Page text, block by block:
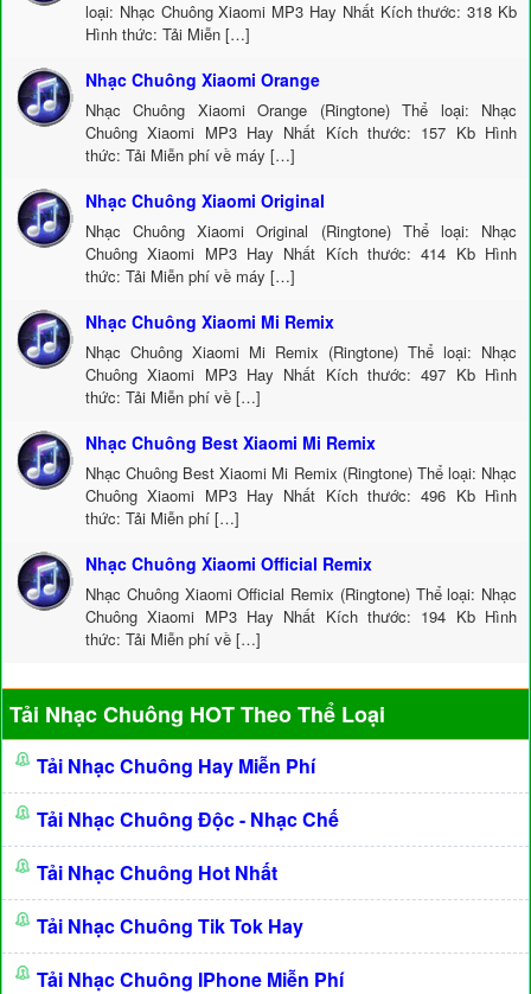
loại: Nhạc Chuông Xiaomi MP3 Hay Nhất Kích thước: 318 Kb
Hình thức: Tải Miễn […]
Nhạc Chuông Xiaomi Orange
Nhạc Chuông Xiaomi Orange (Ringtone) Thể loại: Nhạc
Chuông Xiaomi MP3 Hay Nhất Kích thước: 157 Kb Hình
thức: Tải Miễn phí về máy […]
Nhạc Chuông Xiaomi Original
Nhạc Chuông Xiaomi Original (Ringtone) Thể loại: Nhạc
Chuông Xiaomi MP3 Hay Nhất Kích thước: 414 Kb Hình
thức: Tải Miễn phí về máy […]
Nhạc Chuông Xiaomi Mi Remix
Nhạc Chuông Xiaomi Mi Remix (Ringtone) Thể loại: Nhạc
Chuông Xiaomi MP3 Hay Nhất Kích thước: 497 Kb Hình
thức: Tải Miễn phí về […]
Nhạc Chuông Best Xiaomi Mi Remix
Nhạc Chuông Best Xiaomi Mi Remix (Ringtone) Thể loại: Nhạc
Chuông Xiaomi MP3 Hay Nhất Kích thước: 496 Kb Hình
thức: Tải Miễn phí […]
Nhạc Chuông Xiaomi Official Remix
Nhạc Chuông Xiaomi Official Remix (Ringtone) Thể loại: Nhạc
Chuông Xiaomi MP3 Hay Nhất Kích thước: 194 Kb Hình
thức: Tải Miễn phí về […]
Tải Nhạc Chuông HOT Theo Thể Loại
Tải Nhạc Chuông Hay Miễn Phí
Tải Nhạc Chuông Độc - Nhạc Chế
Tải Nhạc Chuông Hot Nhất
Tải Nhạc Chuông Tik Tok Hay
Tải Nhạc Chuông IPhone Miễn Phí